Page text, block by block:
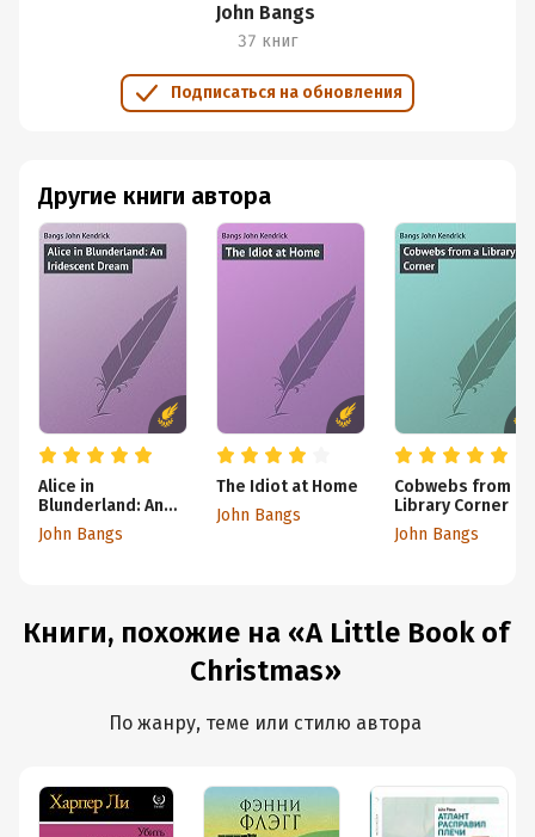
John Bangs
37 книг
Подписаться на обновления
Другие книги автора
Alice in
Blunderland: An
Iridescent Dream
John Bangs
The Idiot at Home
John Bangs
Cobwebs from a
Library Corner
John Bangs
Книги, похожие на «A Little Book of
Christmas»
По жанру, теме или стилю автора